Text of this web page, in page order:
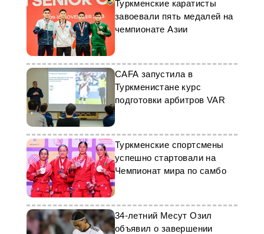
Туркменские каратисты
завоевали пять медалей на
чемпионате Азии
CAFA запустила в
Туркменистане курс
подготовки арбитров VAR
Туркменские спортсмены
успешно стартовали на
Чемпионат мира по самбо
34-летний Месут Озил
объявил о завершении